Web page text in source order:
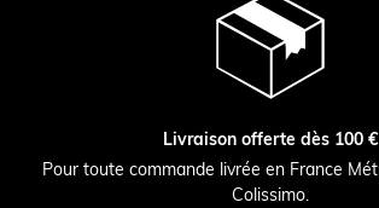
Livraison offerte dès 100 €
Pour toute commande livrée en France
Colissimo.